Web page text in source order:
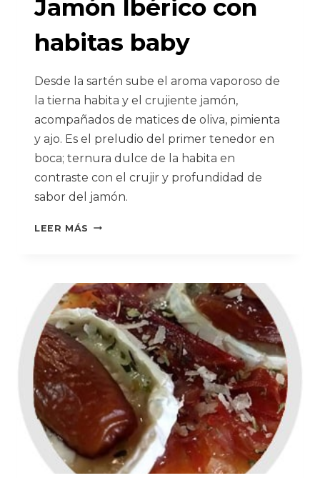
Jamón Ibérico con
habitas baby
Desde la sartén sube el aroma vaporoso de
la tierna habita y el crujiente jamón,
acompañados de matices de oliva, pimienta
y ajo. Es el preludio del primer tenedor en
boca; ternura dulce de la habita en
contraste con el crujir y profundidad de
sabor del jamón.
LEER MÁS JAMÓN
BABY